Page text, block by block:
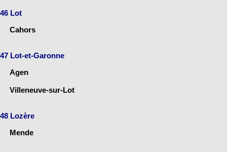
46 Lot
Cahors
47 Lot-et-Garonne
Agen
Villeneuve-sur-Lot
48 Lozère
Mende